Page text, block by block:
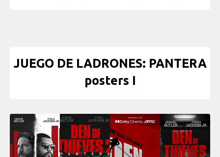
JUEGO DE LADRONES: PANTERA
posters I